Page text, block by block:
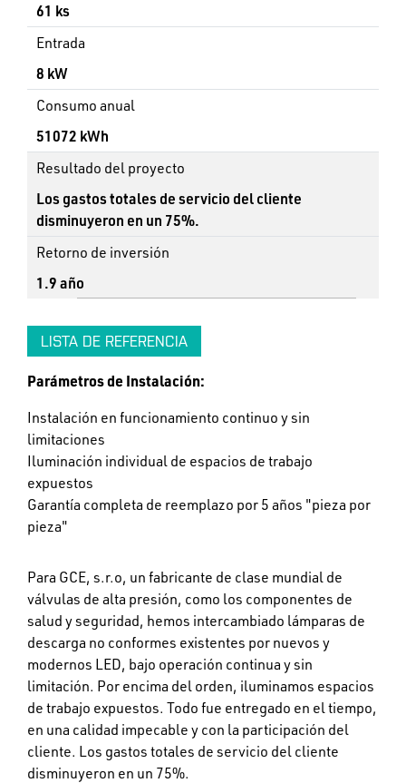
61 ks
Entrada
8 kW
Consumo anual
51072 kWh
Resultado del proyecto
Los gastos totales de servicio del cliente
disminuyeron en un 75%.
Retorno de inversión
1.9 año
LISTA DE REFERENCIA
Parámetros de Instalación:
Instalación en funcionamiento continuo y sin
limitaciones
Iluminación individual de espacios de trabajo
expuestos
Garantía completa de reemplazo por 5 años "pieza por
pieza"
Para GCE, s.r.o, un fabricante de clase mundial de
válvulas de alta presión, como los componentes de
salud y seguridad, hemos intercambiado lámparas de
descarga no conformes existentes por nuevos y
modernos LED, bajo operación continua y sin
limitación. Por encima del orden, iluminamos espacios
de trabajo expuestos. Todo fue entregado en el tiempo,
en una calidad impecable y con la participación del
cliente. Los gastos totales de servicio del cliente
disminuyeron en un 75%.